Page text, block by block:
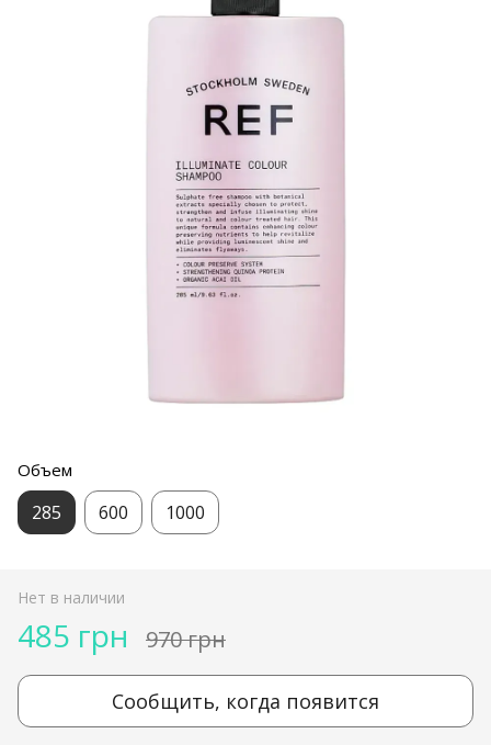
Объем
285 600 1000
Нет в наличии
485 грн 970 грн
Сообщить, когда появится